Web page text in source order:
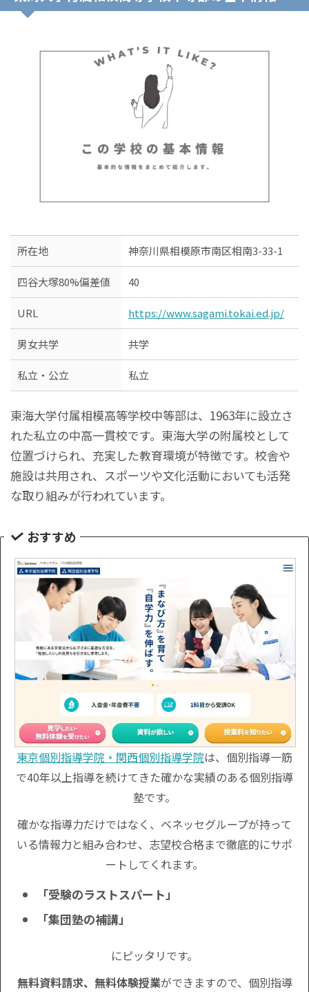
所在地 神奈川県相模原市南区相南3-33-1
四谷大塚80%偏差値 40
URL https://www.sagami.tokai.ed.jp/
男女共学 共学
私立・公立 私立
東海大学付属相模高等学校中等部は、1963年に設立さ
れた私立の中高一貫校です。東海大学の附属校として
位置づけられ、充実した教育環境が特徴です。校舎や
施設は共用され、スポーツや文化活動においても活発
な取り組みが行われています。
おすすめ
東京個別指導学院・関西個別指導学院は、個別指導一筋
で40年以上指導を続けてきた確かな実績のある個別指導
塾です。
確かな指導力だけではなく、ベネッセグループが持って
いる情報力と組み合わせ、志望校合格まで徹底的にサポ
ートしてくれます。
「受験のラストスパート」
「集団塾の補講」
にピッタリです。
無料資料請求、無料体験授業ができますので、個別指導